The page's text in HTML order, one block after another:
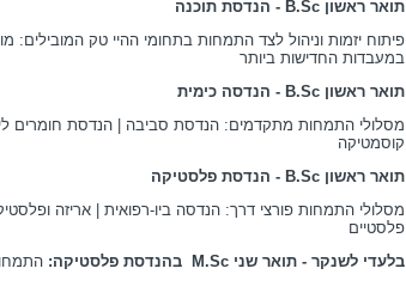
תואר ראשון B.Sc - הנדסת תוכנה
פיתוח יזמות וניהול לצד התמחות בתחומי ההיי טק המובילים:
במעבדות החדישות ביותר
תואר ראשון - B.Sc הנדסה כימית
מסלולי התמחות מתקדמים: הנדסת סביבה | הנדסת חומרים
קוסמטיקה
תואר ראשון B.Sc - הנדסת פלסטיקה
מסלולי התמחות פורצי דרך: הנדסה ביו-רפואית | אריזה
פלסטיים
בלעדי לשנקר - תואר שני M.Sc בהנדסת פלסטיקה: